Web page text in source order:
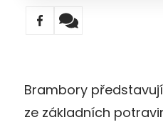
Brambory
ze základních